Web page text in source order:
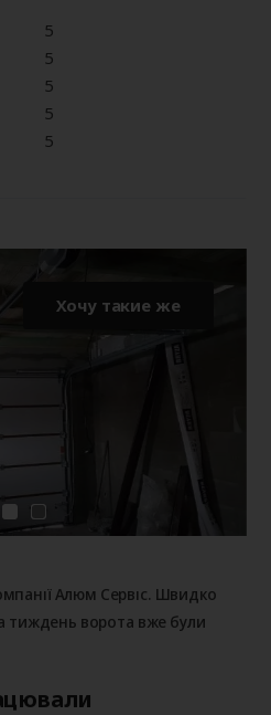
5
5
5
5
5
Хочу такие же
Алюм Сервіс. Швидко
тиждень ворота вже були